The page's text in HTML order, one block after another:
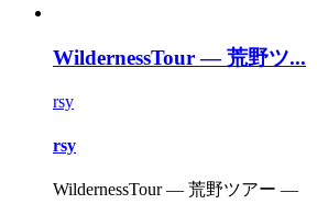
WildernessTour ― 荒野ツ...
rsy
rsy
WildernessTour ― 荒野ツアー ―